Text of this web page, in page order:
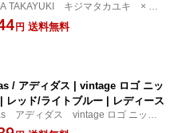
SAILOR HAT / ウールセーラー
帽子 | 1 | ベージュ系 | レディー
TAKAYUKI キジマタカユキ × TH
JEAN 百々千晴 WOOL SAILOR H
ールセーラーハット 帽子 レディー
円 送料無料
/ アディダス | vintage ロゴ ニッ
| レッド/ライトブルー | レディース
アディダス vintage ロゴ ニット
ィース 小物 帽子 レッド/ライ